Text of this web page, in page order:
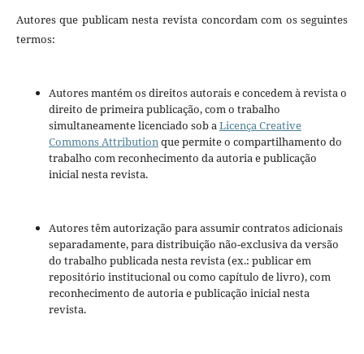
Autores que publicam nesta revista concordam com os seguintes
termos:
Autores mantém os direitos autorais e concedem à revista o
direito de primeira publicação, com o trabalho
simultaneamente licenciado sob aLicença Creative
Commons Attributionque permite o compartilhamento do
trabalho com reconhecimento da autoria e publicação
inicial nesta revista.
Autores têm autorização para assumir contratos adicionais
separadamente, para distribuição não-exclusiva da versão
do trabalho publicada nesta revista (ex.: publicar em
repositório institucional ou como capítulo de livro), com
reconhecimento de autoria e publicação inicial nesta
revista.